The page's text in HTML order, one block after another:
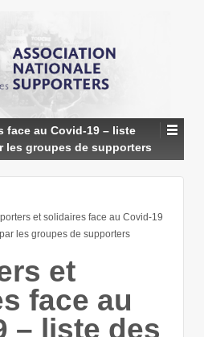
face au Covid-19 – liste
les groupes de supporters
et solidaires face au Covid-19
les groupes de supporters
et
face au
– liste des